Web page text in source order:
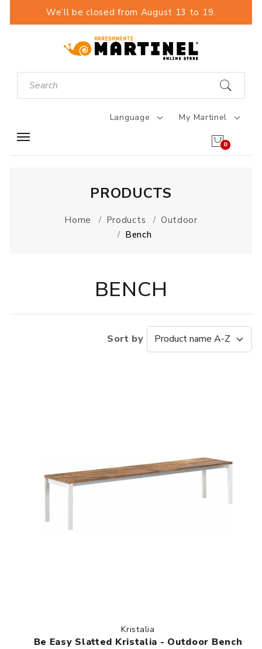
We’ll be closed from August 13 to 19.
Language My Martinel
0
PRODUCTS
Home Products
Outdoor
Bench
BENCH
Sort by
Kristalia
Be Easy Slatted Kristalia - Outdoor Bench